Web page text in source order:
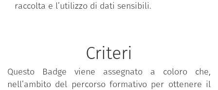
raccolta e l’utilizzo di dati sensibili.
Criteri
Questo Badge viene assegnato a coloro che,
nell’ambito del percorso formativo per ottenere il